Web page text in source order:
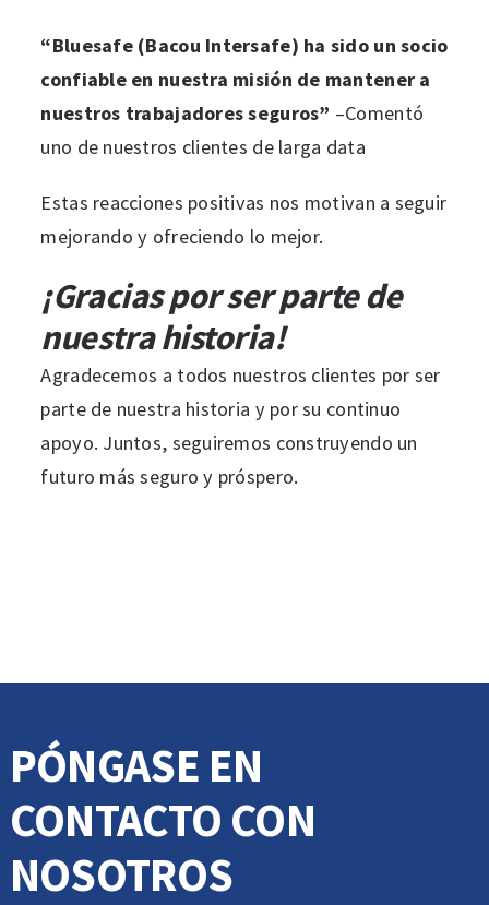
“Bluesafe (Bacou Intersafe) ha sido un socio
confiable en nuestra misión de mantener a
nuestros trabajadores seguros” –Comentó
uno de nuestros clientes de larga data
Estas reacciones positivas nos motivan a seguir
mejorando y ofreciendo lo mejor.
¡Gracias por ser parte de
nuestra historia!
Agradecemos a todos nuestros clientes por ser
parte de nuestra historia y por su continuo
apoyo. Juntos, seguiremos construyendo un
futuro más seguro y próspero.
PÓNGASE EN
CONTACTO CON
NOSOTROS